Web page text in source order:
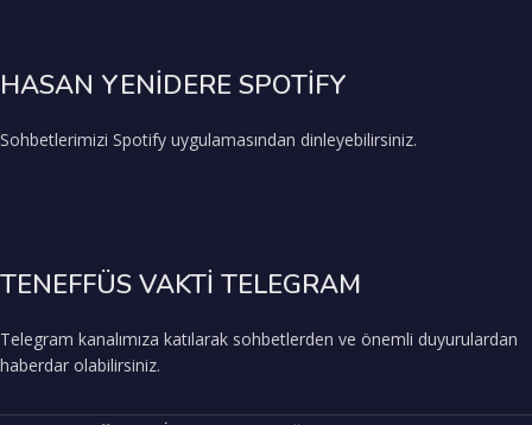
HASAN YENİDERE SPOTİFY
Sohbetlerimizi Spotify uygulamasından dinleyebilirsiniz.
TENEFFÜS VAKTİ TELEGRAM
Telegram kanalımıza katılarak sohbetlerden ve önemli duyurulardan
haberdar olabilirsiniz.